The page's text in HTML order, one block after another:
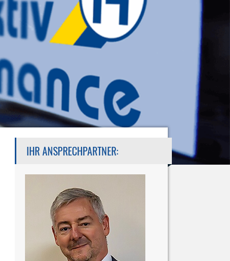
IHR ANSPRECHPARTNER: